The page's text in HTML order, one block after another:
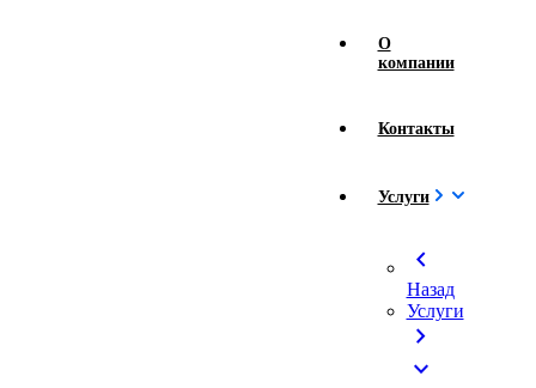
О
компании
Контакты
Услуги
chevron_left
Назад
Услуги
chevron_right
expand_more